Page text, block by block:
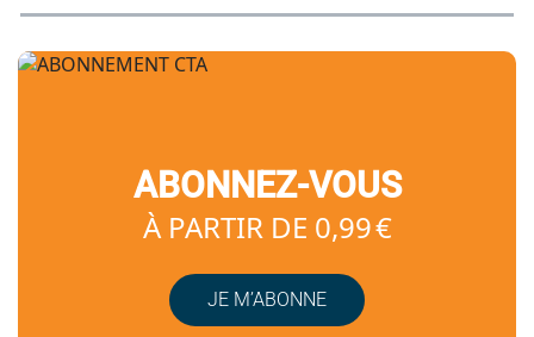
ABONNEZ-VOUS
À PARTIR DE 0,99 €
JE M’ABONNE